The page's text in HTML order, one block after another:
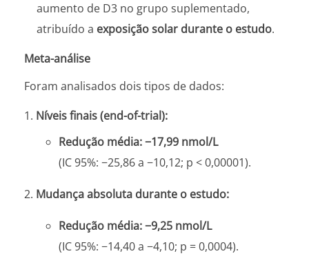
aumento de D3 no grupo suplementado,
atribuído a exposição solar durante o estudo.
Meta-análise
Foram analisados dois tipos de dados:
Níveis finais (end-of-trial):
Redução média: −17,99 nmol/L
(IC 95%: −25,86 a −10,12; p < 0,00001).
Mudança absoluta durante o estudo:
Redução média: −9,25 nmol/L
(IC 95%: −14,40 a −4,10; p = 0,0004).